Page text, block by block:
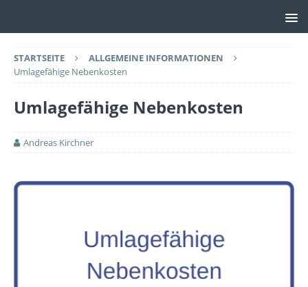
STARTSEITE
ALLGEMEINE INFORMATIONEN
Umlagefähige Nebenkosten
Umlagefähige Nebenkosten
Andreas Kirchner